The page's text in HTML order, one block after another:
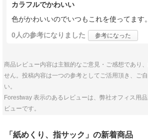
カラフルでかわいい
色がかわいいのでいつもこれを使ってます。
0人の参考になりました 参考になった
商品レビュー内容は主観的なご意見・ご感想であり
せん。投稿内容は一つの参考としてご活用頂き、ご
い。
Forestway 表示のあるレビューは、弊社オフィス用
ビューです。
「紙めくり、指サック」の新着商品